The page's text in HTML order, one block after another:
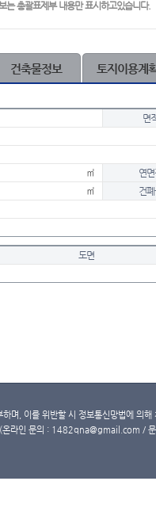
는 총괄표제부 내용만 표시하고있습니다.
건축물정보 토지이용계
면
㎡
연
㎡
건
도면
며, 이를 위반할 시 정보통신망법에 의
온라인 문의 : 1482qna@gmail.com /